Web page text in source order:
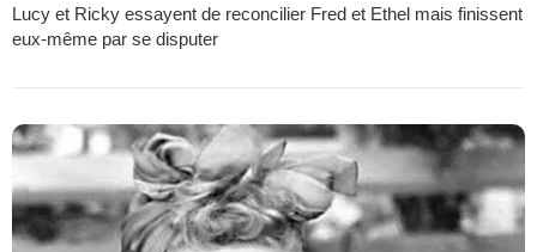
Lucy et Ricky essayent de reconcilier Fred et Ethel mais finissent
eux-même par se disputer